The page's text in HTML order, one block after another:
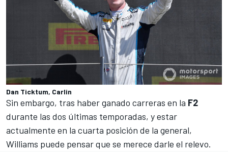
Dan Ticktum, Carlin
Sin embargo, tras haber ganado carreras en la F2
durante las dos últimas temporadas, y estar
actualmente en la cuarta posición de la general,
Williams puede pensar que se merece darle el relevo.